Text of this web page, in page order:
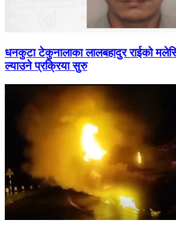
धनकुटा टेकुनालाका लालबहादुर राईको
ल्याउने प्रक्रिया सुरु